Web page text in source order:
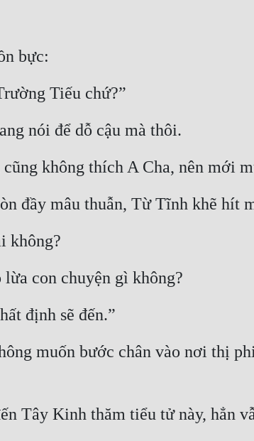
bực:
Tiếu chứ?”
nói để dỗ cậu mà thôi.
không thích A Cha, nên mới
đầy mâu thuẫn, Từ Tĩnh khẽ hít
không?
con chuyện gì không?
định sẽ đến.”
muốn bước chân vào nơi thị
Tây Kinh thăm tiểu tử này, hẳn